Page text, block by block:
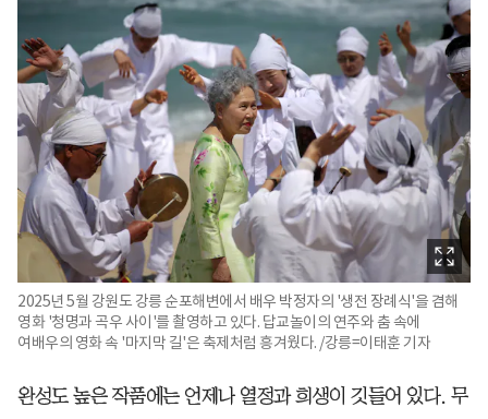
2025년 5월 강원도 강릉 순포해변에서 배우 박정자의 '생전 장례식'을 겸해
영화 '청명과 곡우 사이'를 촬영하고 있다. 답교놀이의 연주와 춤 속에
여배우의 영화 속 '마지막 길'은 축제처럼 흥겨웠다. /강릉=이태훈 기자
완성도 높은 작품에는 언제나 열정과 희생이 깃들어 있다. 무